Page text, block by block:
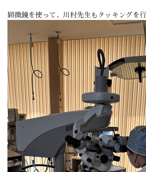
顕微鏡を使って、川村先生もタッキングを行